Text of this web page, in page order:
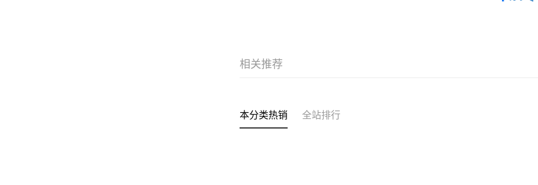
相关推荐
本分类热销 全站排行